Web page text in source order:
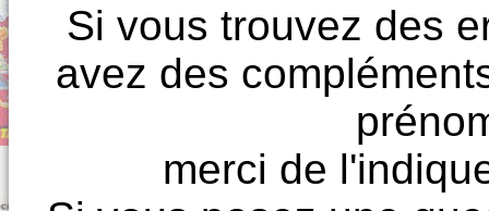
Si vous trouvez des
avez des
merci de